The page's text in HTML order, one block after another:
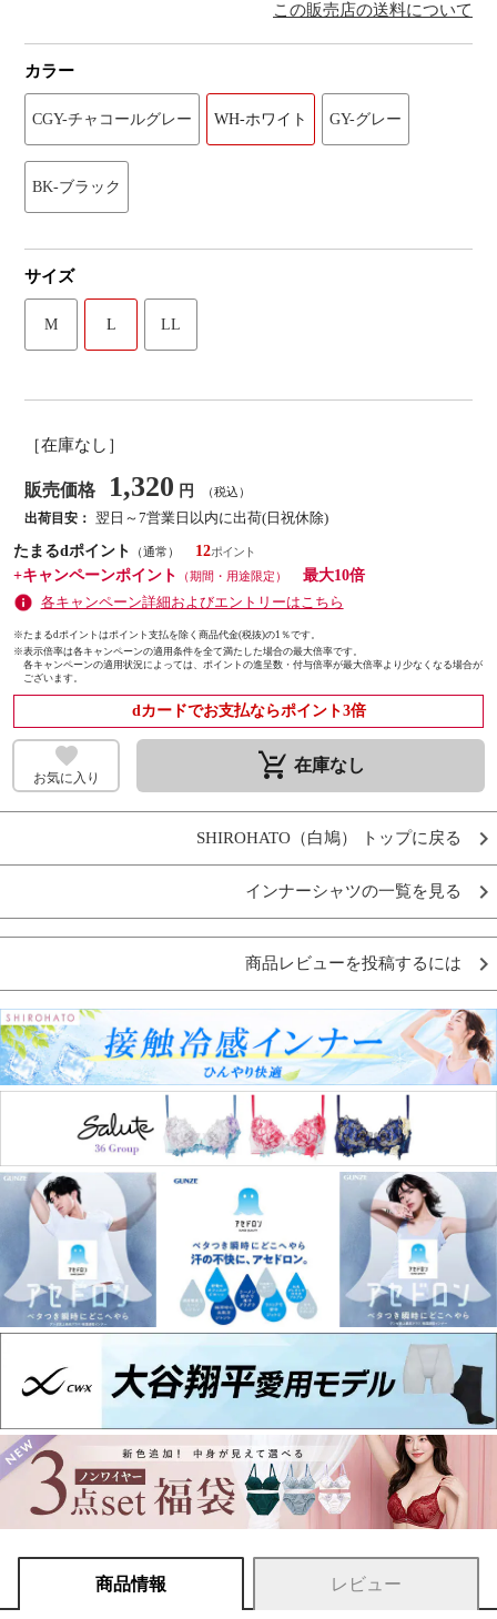
この販売店の送料について
カラー
CGY-チャコールグレー WH-ホワイト GY-グレー
BK-ブラック
サイズ
M L LL
［在庫なし］
販売価格 1,320 円 （税込）
出荷目安： 翌日～7営業日以内に出荷(日祝休除)
たまるdポイント
（通常）
12
+キャンペーンポイント
（期間・用途限定）
最大10倍
各キャンペーン詳細およびエントリーはこちら
※たまるdポイントはポイント支払を除く商品代金(税抜)の1％です。
※表示倍率は各キャンペーンの適用条件を全て満たした場合の最大倍率です。
各キャンペーンの適用状況によっては、ポイントの進呈数・付与倍率が最大倍率より少なくなる場合が
ございます。
dカードでお支払ならポイント3倍
お気に入り remove_shopping_cart 在庫なし
SHIROHATO（白鳩） トップに戻る
インナーシャツの一覧を見る
商品レビューを投稿するには
商品情報 レビュー